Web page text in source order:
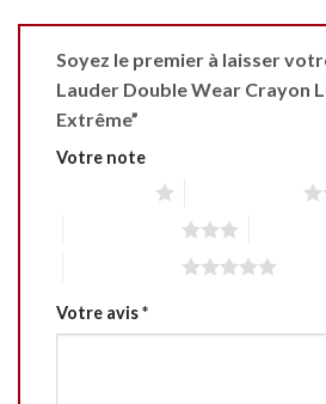
Soyez le premier à laisser
Lauder Double Wear Crayon
Extrême”
Votre note
Votre avis*